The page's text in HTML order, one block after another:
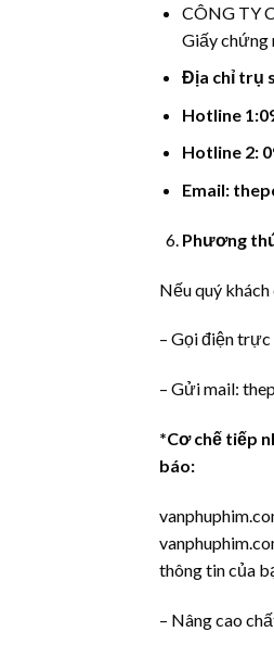
CÔNG TY
Giấy chứng
Địa chỉ trụ
Hotline
Hotline 2:
Email:
Phương
Nếu quý
– Gọi điện
– Gửi mail:
*Cơ chế tiếp
báo:
thông tin của
– Nâng cao